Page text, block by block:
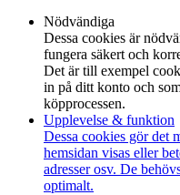
Nödvändiga
Dessa cookies är
fungera säkert och
Det är till exempel
in på ditt konto och
köpprocessen.
Upplevelse & funktion
Dessa cookies gör det
hemsidan visas eller
adresser osv. De
optimalt.